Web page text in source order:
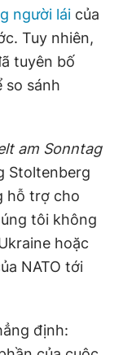
người lái của
Tuy nhiên,
tuyên bố
so sánh
am Sonntag
Stoltenberg
hỗ trợ cho
tôi không
hoặc
NATO tới
định: